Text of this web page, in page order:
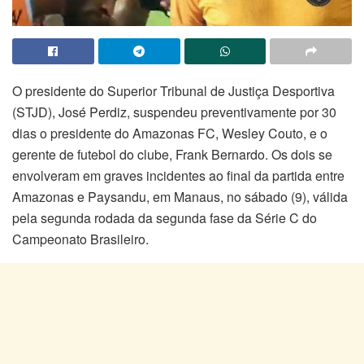
O presidente do Superior Tribunal de Justiça Desportiva
(STJD), José Perdiz, suspendeu preventivamente por 30
dias o presidente do Amazonas FC, Wesley Couto, e o
gerente de futebol do clube, Frank Bernardo. Os dois se
envolveram em graves incidentes ao final da partida entre
Amazonas e Paysandu, em Manaus, no sábado (9), válida
pela segunda rodada da segunda fase da Série C do
Campeonato Brasileiro.